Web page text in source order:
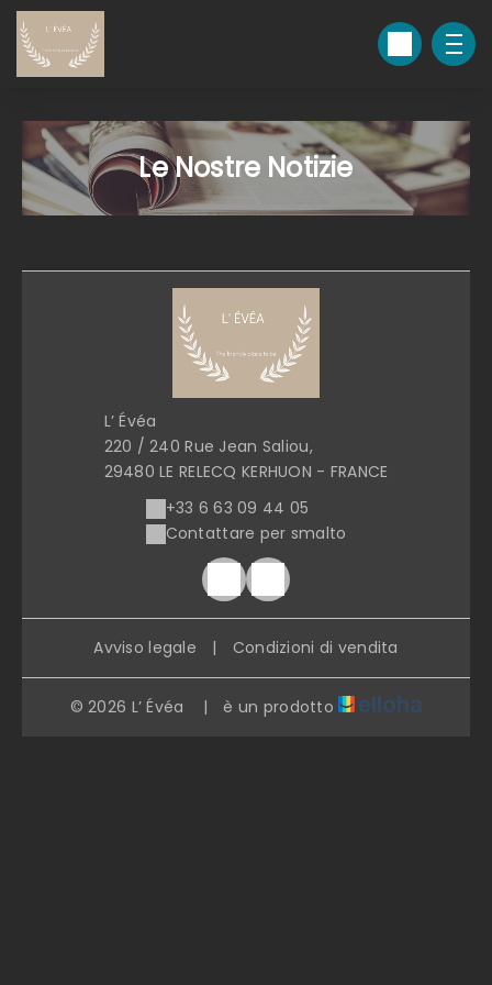
Le Nostre Notizie
L’ Évéa
220 / 240 Rue Jean Saliou,
29480 LE RELECQ KERHUON - FRANCE
+33 6 63 09 44 05
Contattare per smalto
Avviso legale | Condizioni di vendita
© 2026 L’ Évéa | è un prodotto